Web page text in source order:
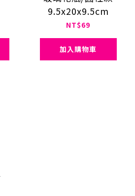
9.5x20x9.5cm
NT$69
加入購物車